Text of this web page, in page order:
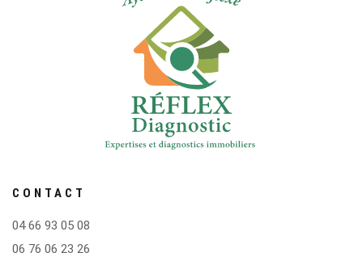
CONTACT
04 66 93 05 08
06 76 06 23 26